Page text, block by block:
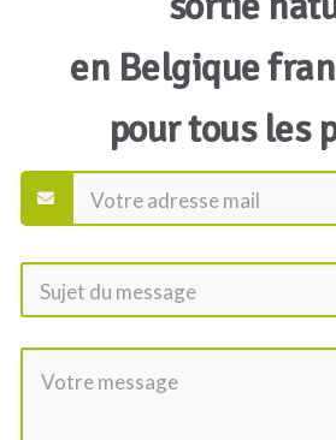
en Belgique
pour tous les